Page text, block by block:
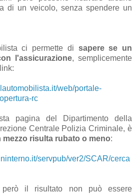
di un veicolo, senza spendere un
ci permette di sapere se un
l'assicurazione, semplicemente
web/portale-
rc
pagina del Dipartimento della
Centrale Polizia Criminale, è
mezzo risulta rubato o meno:
servpub/ver2/SCAR/cerca
però il risultato non può essere